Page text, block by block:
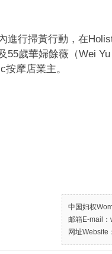
進行掃黃行動，在
55歲華婦餘薇（Wei
摩店業主。
中国妇权
邮箱E-mail
网址Website